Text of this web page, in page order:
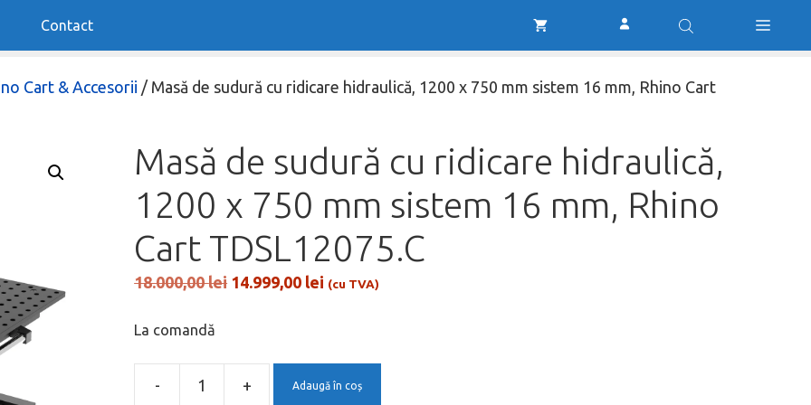
Contact
Cart & Accesorii / Masă de sudură cu ridicare hidraulică, 1200 x 750 mm sistem 16 mm, Rhino Cart
Masă de sudură cu ridicare hidraulică,
1200 x 750 mm sistem 16 mm, Rhino
Cart TDSL12075.C
18.000,00lei Prețul
18.000,00 lei.
14.999,00 lei Prețul
(cu TVA)
La comandă
- + Adaugă în coș
sudură
cu
750
sistem